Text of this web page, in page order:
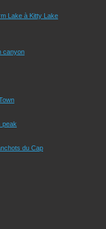
Lake à Kitty Lake
canyon
peak
du Cap